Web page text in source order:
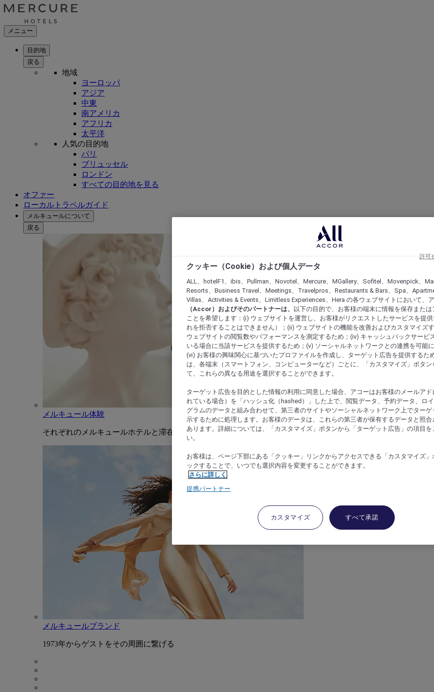
メニュー
目的地
戻る
地域
ヨーロッパ
アジア
中東
南アメリカ
アフリカ
太平洋
人気の目的地
パリ
ブリュッセル
ロンドン
すべての目的地を見る
オファー
ローカルトラベルガイド
メルキュールについて
戻る
メルキュール体験
それぞれのメルキュールホテルと滞在をユニークにするものを発見してください
メルキュールブランド
1973年からゲストをその周囲に繋げる
クッキー（Cookie）および個人データ
ALL、hotelF1、ibis、Pullman、Novotel、Mercure、MGallery、Sofitel、Movenpick、
Resorts、Business Travel、Meetings、Travelpros、Restaurants & Bars、Spa、
Villas、Activities & Events、Limitless Experiences、Hera の各ウェブサイトにおいて、
（Accor）およびそのパートナーは、
以下の目的で、お客様の端末に情報を保存または
ことを希望します：(i) ウェブサイトを運営し、お客様がリクエストしたサービスを提供
れを拒否することはできません）；(ii) ウェブサイトの機能を改善およびカスタマイズ
ウェブサイトの閲覧数やパフォーマンスを測定するため；(iv) キャッシュバックサービ
いる場合に当該サービスを提供するため；(v) ソーシャルネットワークとの連携を可能
(vi) お客様の興味関心に基づいたプロファイルを作成し、ターゲット広告を提供するた
は、各端末（スマートフォン、コンピューターなど）ごとに、「カスタマイズ」ボタン
て、これらの異なる用途を選択することができます。
ターゲット広告を目的とした情報の利用に同意した場合、アコーはお客様のメールアド
れている場合）を「ハッシュ化（hashed）」した上で、閲覧データ、予約データ、ロ
グラムのデータと組み合わせて、第三者のサイトやソーシャルネットワーク上でター
示するために処理します。お客様のデータは、これらの第三者が保有するデータと照合
あります。詳細については、「カスタマイズ」ボタンから「ターゲット広告」の項目を
い。
お客様は、ページ下部にある「クッキー」リンクからアクセスできる「カスタマイズ」
ックすることで、いつでも選択内容を変更することができます。
さらに詳しく
提携パートナー
カスタマイズ すべて承諾
許可